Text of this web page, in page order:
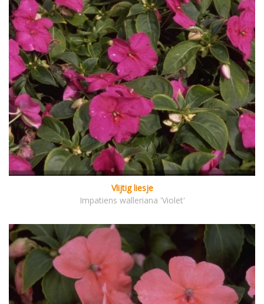
Vlijtig liesje
Impatiens walleriana 'Violet'